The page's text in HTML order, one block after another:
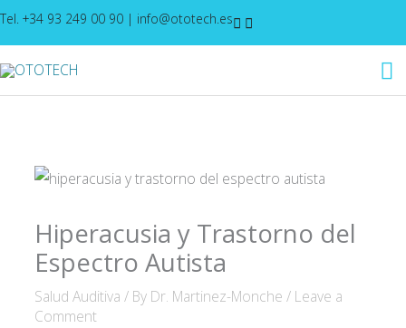
Skip
content
Tel. +34 93 249 00 90 | info@ototech.es
Hiperacusia y Trastorno del
Espectro Autista
Salud Auditiva / By Dr. Martinez-Monche/ Leave a
Comment